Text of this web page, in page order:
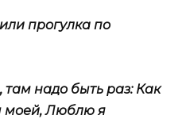
прогулка по
там надо быть раз: Как
моей, Люблю я